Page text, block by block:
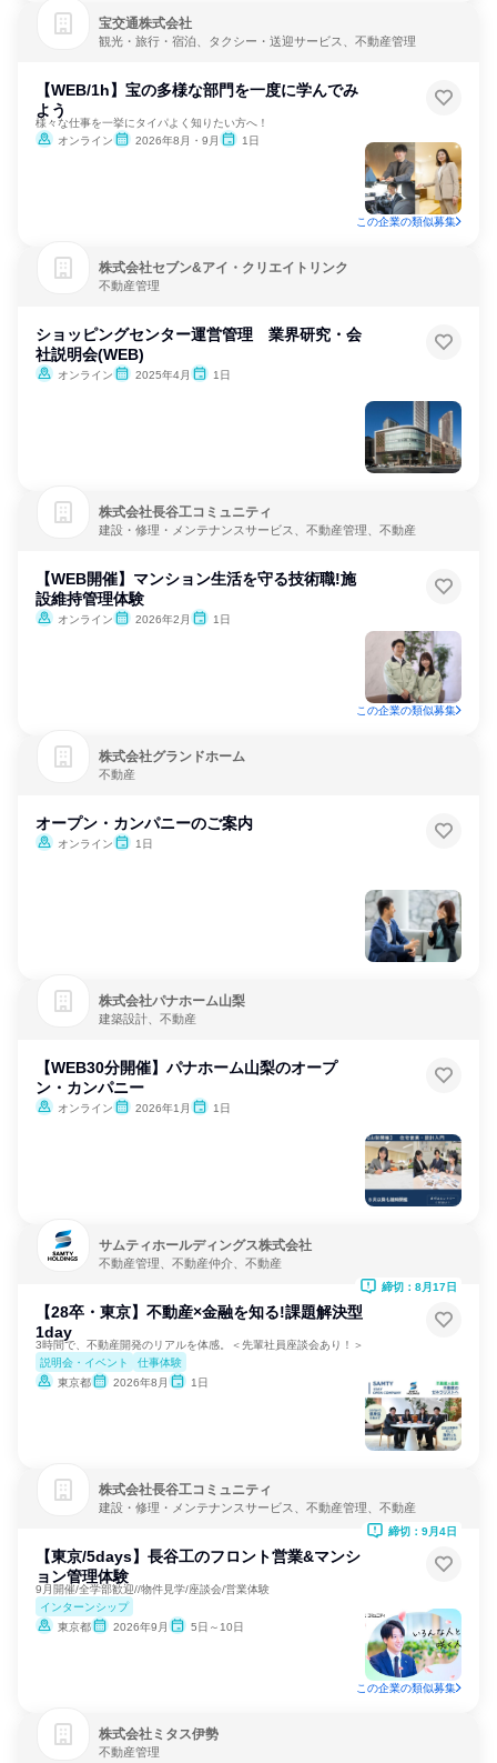
宝交通株式会社
観光・旅行・宿泊、タクシー・送迎サービス、不動産管理
【WEB/1h】宝の多様な部門を一度に学んでみ
よう
様々な仕事を一挙にタイパよく知りたい方へ！
オンライン
2026年8月・9月 1日
この企業の類似募集
株式会社セブン&アイ・クリエイトリンク
不動産管理
ショッピングセンター運営管理 業界研究・会
社説明会(WEB)
オンライン 2025年4月 1日
株式会社長谷工コミュニティ
建設・修理・メンテナンスサービス、不動産管理、不動産
【WEB開催】マンション生活を守る技術職!施
設維持管理体験
オンライン 2026年2月 1日
この企業の類似募集
株式会社グランドホーム
不動産
オープン・カンパニーのご案内
オンライン 1日
株式会社パナホーム山梨
建築設計、不動産
【WEB30分開催】パナホーム山梨のオープ
ン・カンパニー
オンライン 2026年1月 1日
サムティホールディングス株式会社
不動産管理、不動産仲介、不動産
【28卒・東京】不動産×金融を知る!課題解決型
1day
3時間で、不動産開発のリアルを体感。＜先輩社員座談会あり！＞
説明会・イベント
仕事体験
東京都
2026年8月 1日
締切：8月17日
株式会社長谷工コミュニティ
建設・修理・メンテナンスサービス、不動産管理、不動産
【東京/5days】長谷工のフロント営業&マンシ
ョン管理体験
9月開催/全学部歓迎//物件見学/座談会/営業体験
インターンシップ
東京都
2026年9月 5日～10日
締切：9月4日
この企業の類似募集
株式会社ミタス伊勢
不動産管理